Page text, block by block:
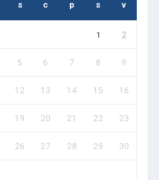
s c p s v
1 2
5 6 7 8 9
12 13 14 15 16
19 20 21 22 23
26 27 28 29 30